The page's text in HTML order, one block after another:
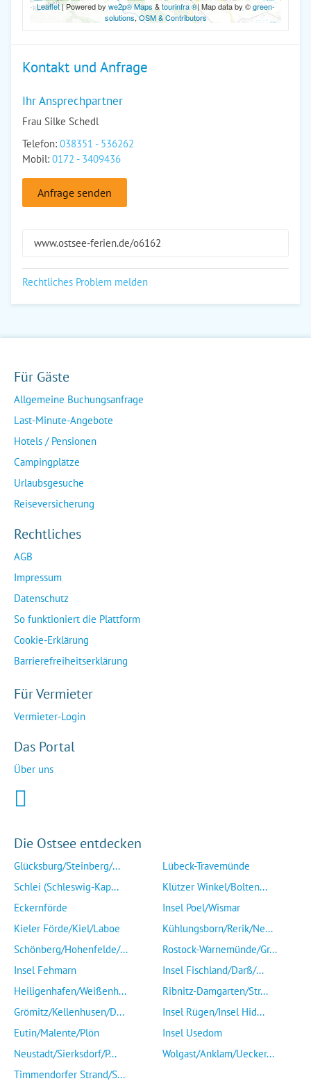
Leaflet| Powered by we2p® Maps &tourinfra ®| Map data by ©green-
solutions,OSM & Contributors
Kontakt und Anfrage
Ihr Ansprechpartner
Frau Silke Schedl
Telefon: 038351 - 536262
Mobil: 0172 - 3409436
Anfrage senden
www.ostsee-ferien.de/o6162
Rechtliches Problem melden
Für Gäste
Allgemeine Buchungsanfrage
Last-Minute-Angebote
Hotels / Pensionen
Campingplätze
Urlaubsgesuche
Reiseversicherung
Rechtliches
AGB
Impressum
Datenschutz
So funktioniert die Plattform
Cookie-Erklärung
Barrierefreiheitserklärung
Für Vermieter
Vermieter-Login
Das Portal
Über uns
Die Ostsee entdecken
Glücksburg/Steinberg/...
Schlei (Schleswig-Kap...
Eckernförde
Kieler Förde/Kiel/Laboe
Schönberg/Hohenfelde/...
Insel Fehmarn
Heiligenhafen/Weißenh...
Grömitz/Kellenhusen/D...
Eutin/Malente/Plön
Neustadt/Sierksdorf/P...
Timmendorfer Strand/S...
Lübeck-Travemünde
Klützer Winkel/Bolten...
Insel Poel/Wismar
Kühlungsborn/Rerik/Ne...
Rostock-Warnemünde/Gr...
Insel Fischland/Darß/...
Ribnitz-Damgarten/Str...
Insel Rügen/Insel Hid...
Insel Usedom
Wolgast/Anklam/Uecker...